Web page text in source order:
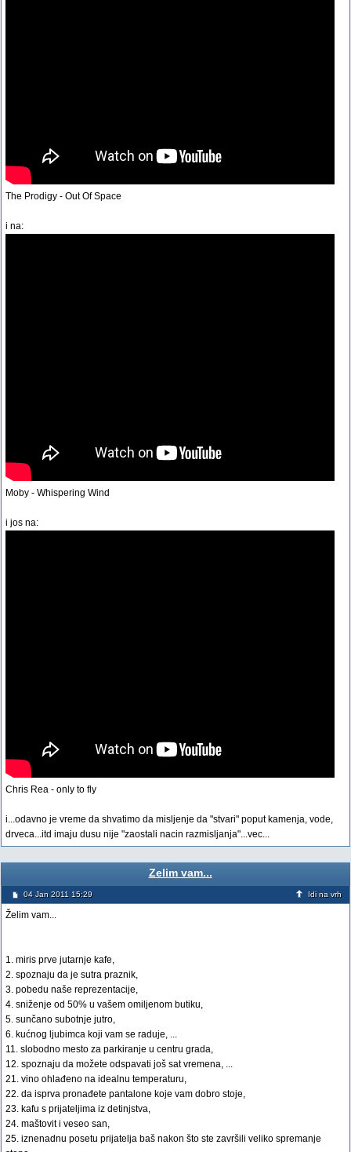
The Prodigy - Out Of Space
i na:
Moby - Whispering Wind
i jos na:
Chris Rea - only to fly
i...odavno je vreme da shvatimo da misljenje da "stvari" poput kamenja, vode,
drveca...itd imaju dusu nije "zaostali nacin razmisljanja"...vec...
Zelim vam...
04 Jan 2011 15:29 Idi na vrh
Želim vam...
1. miris prve jutarnje kafe,
2. spoznaju da je sutra praznik,
3. pobedu naše reprezentacije,
4. sniženje od 50% u vašem omiljenom butiku,
5. sunčano subotnje jutro,
6. kućnog ljubimca koji vam se raduje, ...
11. slobodno mesto za parkiranje u centru grada,
12. spoznaju da možete odspavati još sat vremena, ...
21. vino ohlađeno na idealnu temperaturu,
22. da isprva pronađete pantalone koje vam dobro stoje,
23. kafu s prijateljima iz detinjstva,
24. maštovit i veseo san,
25. iznenadnu posetu prijatelja baš nakon što ste završili veliko spremanje